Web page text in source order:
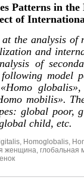
Patterns in
of
the analysis of
and
of
model
mobilis».
global poor,
child, etc.
Homoglobalis
женщина глобальная